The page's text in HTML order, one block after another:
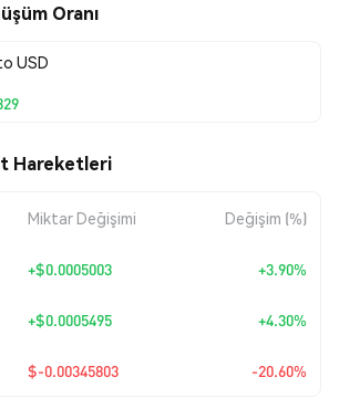
Oranı
USD
Hareketleri
Miktar Değişimi Değişim (%)
+$0.0005003 +3.90%
+$0.0005495 +4.30%
$-0.00345803 -20.60%